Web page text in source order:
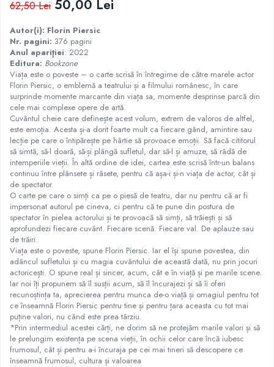
Istorie
Istorie/Critica
Jurnale/Memorii
Manuale scolare/Cursuri
Medicină
Poezie
Politică/Geopolitică
Proză
Psihologie
Sociologie
Spiritualitate/Ezoterism
Sport
Stiinte/Educatie
62,50 Lei 50,00 Lei
Autor(i): Florin Piersic
Nr. pagini: 376 pagini
Anul apariţiei: 2022
Editura: Bookzone
Viața este o poveste – o carte scrisă în întregime de către marele actor
Florin Piersic, o emblemă a teatrului și a filmului românesc, în care
surprinde momente marcante din viața sa, momente desprinse parcă din
cele mai complexe opere de artă.
Cuvântul cheie care definește acest volum, extrem de valoros de altfel,
este emoția. Acesta și-a dorit foarte mult ca fiecare gând, amintire sau
lecție pe care o întipărește pe hârtie să provoace emoții. Să facă cititorul
să simtă, să-l doară, să-și plângă sufletul, dar să-l și amuze, să râdă de
intemperiile vieții. În altă ordine de idei, cartea este scrisă într-un balans
continuu între plânsete și râsete, pentru că așa-i și-n viața de actor, cât și
de spectator.
O carte pe care o simți ca pe o piesă de teatru, dar nu pentru că ar fi
impersonat autorul pe cineva, ci pentru că te pune din postura de
spectator în pielea actorului și te provoacă să simți, să trăiești și să
aprofundezi fiecare cuvânt. Fiecare scenă. Fiecare val. De aplauze sau
de trăiri.
Viața este o poveste, spune Florin Piersic. Iar el își spune povestea, din
adâncul sufletului și cu magia cuvântului de această dată, nu prin jocuri
actoricești. O spune real și sincer, acum, cât e în viață și pe marile scene.
Iar noi îți propunem să îl susții acum, să îl încurajezi și să îi oferi
recunoștința ta, aprecierea pentru munca de-o viață și omagiul pentru tot
ce înseamnă Florin Piersic pentru tine și pentru țara aceasta cu tot mai
puține valori, nu când este prea târziu.
*Prin intermediul acestei cărți, ne dorim să ne protejăm marile valori și să
le prelungim existența pe scena vieții, în ochii celor care încă iubesc
frumosul, cât și pentru a-i încuraja pe cei mai tineri să descopere ce
înseamnă frumosul, cultura și valoarea